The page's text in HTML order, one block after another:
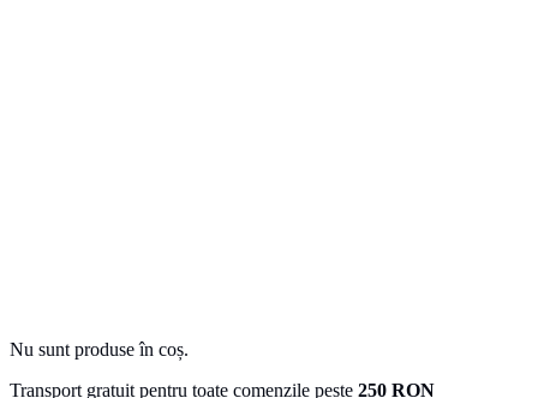
Nu sunt produse în coș.
Transport gratuit pentru toate comenzile peste 250 RON